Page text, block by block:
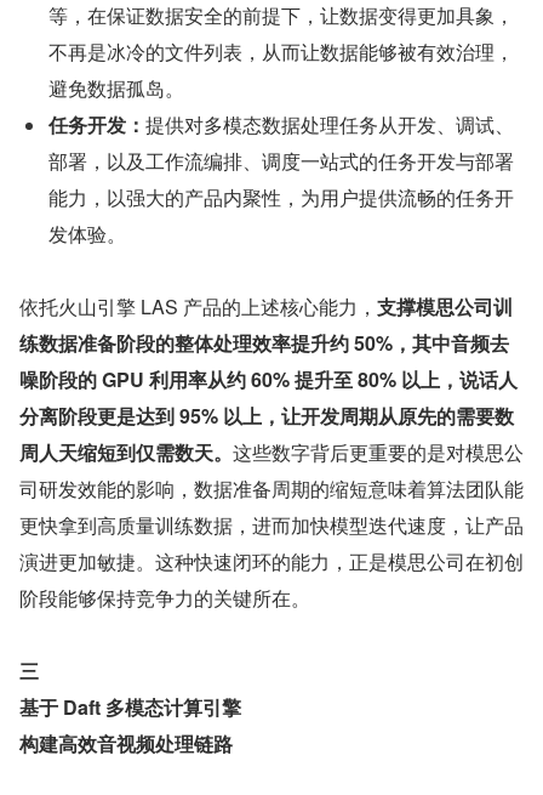
等，在保证数据安全的前提下，让数据变得更加具象，
不再是冰冷的文件列表，从而让数据能够被有效治理，
避免数据孤岛。
任务开发： 提供对多模态数据处理任务从开发、调试、
部署，以及工作流编排、调度一站式的任务开发与部署
能力，以强大的产品内聚性，为用户提供流畅的任务开
发体验。
依托火山引擎 LAS 产品的上述核心能力， 支撑模思公司训
练数据准备阶段的整体处理效率提升约 50%，其中音频去
噪阶段的 GPU 利用率从约 60% 提升至 80% 以上，说话人
分离阶段更是达到 95% 以上，让开发周期从原先的需要数
周人天缩短到仅需数天。 这些数字背后更重要的是对模思公
司研发效能的影响，数据准备周期的缩短意味着算法团队能
更快拿到高质量训练数据，进而加快模型迭代速度，让产品
演进更加敏捷。这种快速闭环的能力，正是模思公司在初创
阶段能够保持竞争力的关键所在。
三
基于 Daft 多模态计算引擎
构建高效音视频处理链路